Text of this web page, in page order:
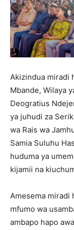
Akizindua miradi
Mbande, Wilaya
Deogratius
ya juhudi za
wa Rais wa
Samia Suluhu
huduma ya
kijamii na
Amesema miradi
mfumo wa
ambapo hapo